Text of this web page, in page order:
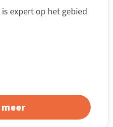
expert op het gebied
meer